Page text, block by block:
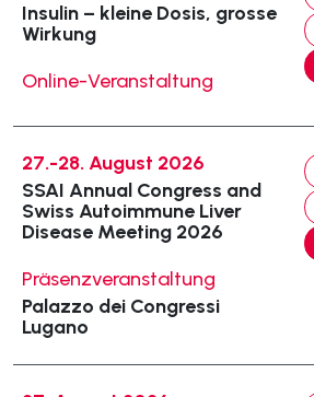
Insulin – kleine Dosis, grosse
Wirkung
Online-Veranstaltung
27.-28. August 2026
SSAI Annual Congress and
Swiss Autoimmune Liver
Disease Meeting 2026
Präsenzveranstaltung
Palazzo dei Congressi
Lugano